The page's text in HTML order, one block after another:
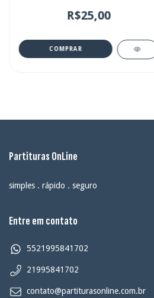
R$25,00
COMPRAR
Partituras OnLine
simples . rápido . seguro
Entre em contato
5521995841702
21995841702
contato@partiturasonline.com.br